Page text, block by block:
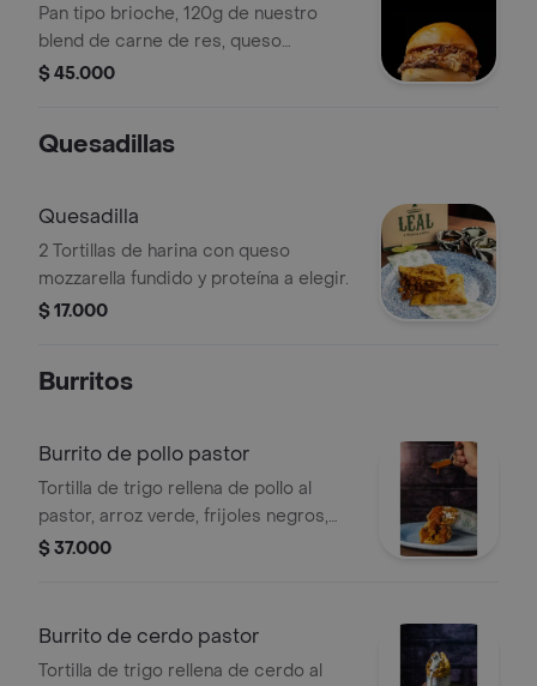
de cerdo, guacamole y cebollitas
encurtidas
Pan tipo brioche, 120g de nuestro
blend de carne de res, queso
mozarella, pulled pork con bbq
cebollitas crispy, queso cheddar
acompañada con papas a la francesa
$ 45.000
Quesadillas
Quesadilla
2 Tortillas de harina con queso
mozzarella fundido y proteína a elegir.
$ 17.000
Burritos
Burrito de pollo pastor
Tortilla de trigo rellena de pollo al
pastor, arroz verde, frijoles negros,
queso mozzarella, guacamole, pico de
$ 37.000
Burrito de cerdo pastor
Tortilla de trigo rellena de cerdo al